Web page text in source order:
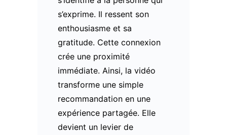
s’exprime. Il ressent son
enthousiasme et sa
gratitude. Cette connexion
crée une proximité
immédiate. Ainsi, la vidéo
transforme une simple
recommandation en une
expérience partagée. Elle
devient un levier de